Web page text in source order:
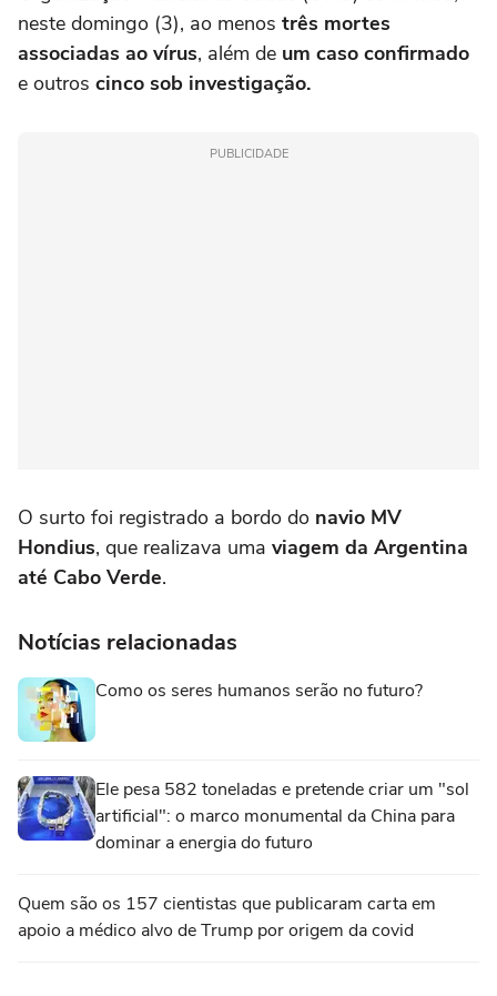
neste domingo (3), ao menos três mortes
associadas ao vírus, além de um caso confirmado
e outros cinco sob investigação.
PUBLICIDADE
O surto foi registrado a bordo do navio MV
Hondius, que realizava uma viagem da Argentina
até Cabo Verde.
Notícias relacionadas
Como os seres humanos serão no futuro?
Ele pesa 582 toneladas e pretende criar um "sol
artificial": o marco monumental da China para
dominar a energia do futuro
Quem são os 157 cientistas que publicaram carta em
apoio a médico alvo de Trump por origem da covid